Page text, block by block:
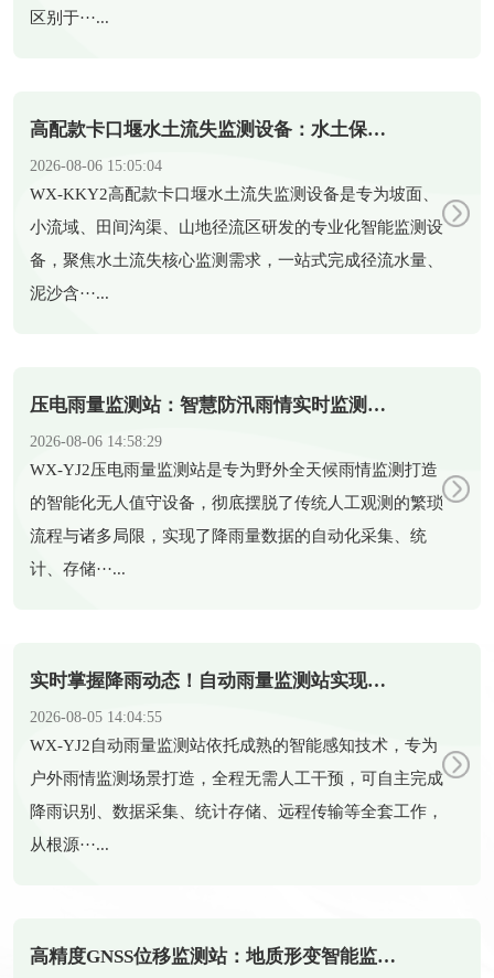
区别于···...
高配款卡口堰水土流失监测设备：水土保持智能化监测新装备
2026-08-06 15:05:04
​WX-KKY2高配款卡口堰水土流失监测设备是专为坡面、
小流域、田间沟渠、山地径流区研发的专业化智能监测设
备，聚焦水土流失核心监测需求，一站式完成径流水量、
泥沙含···...
压电雨量监测站：智慧防汛雨情实时监测智能设备
2026-08-06 14:58:29
​WX-YJ2压电雨量监测站是专为野外全天候雨情监测打造
的智能化无人值守设备，彻底摆脱了传统人工观测的繁琐
流程与诸多局限，实现了降雨量数据的自动化采集、统
计、存储···...
实时掌握降雨动态！自动雨量监测站实现雨量精准监测
2026-08-05 14:04:55
​WX-YJ2自动雨量监测站依托成熟的智能感知技术，专为
户外雨情监测场景打造，全程无需人工干预，可自主完成
降雨识别、数据采集、统计存储、远程传输等全套工作，
从根源···...
高精度GNSS位移监测站：地质形变智能监测守护全域安全